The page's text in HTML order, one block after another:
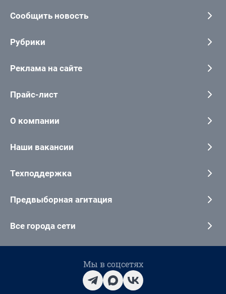
Сообщить новость
Рубрики
Реклама на сайте
Прайс-лист
О компании
Наши вакансии
Техподдержка
Предвыборная агитация
Все города сети
Мы в соцсетях